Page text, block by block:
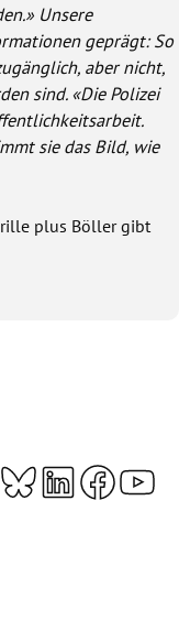
Unsere
geprägt: So
aber nicht,
sind. «Die Polizei
sie das Bild, wie
plus Böller gibt
Bluesky